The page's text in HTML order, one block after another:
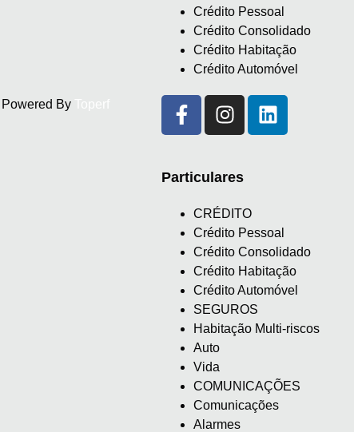
Crédito Pessoal
Crédito Consolidado
Crédito Habitação
Crédito Automóvel
By
Particulares
CRÉDITO
Crédito Pessoal
Crédito Consolidado
Crédito Habitação
Crédito Automóvel
SEGUROS
Habitação Multi-riscos
Auto
Vida
COMUNICAÇÕES
Comunicações
Alarmes